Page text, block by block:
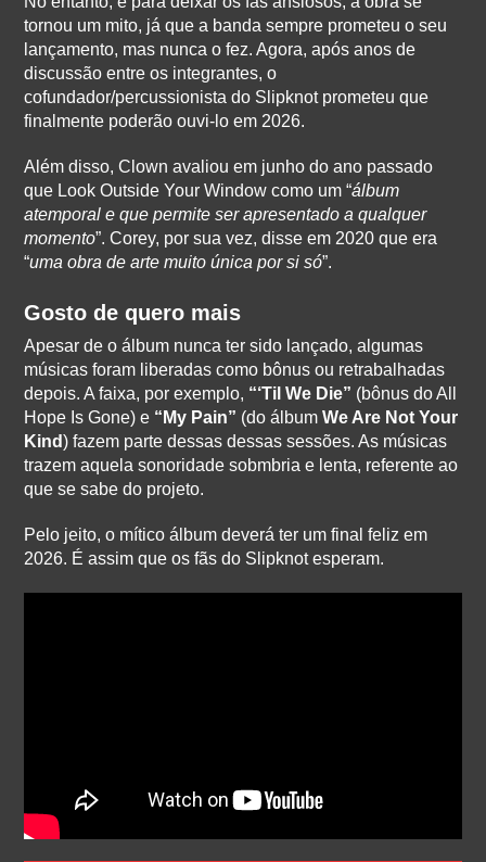
tornou um mito, já que a banda sempre prometeu o seu
lançamento, mas nunca o fez. Agora, após anos de
discussão entre os integrantes, o
cofundador/percussionista do Slipknot prometeu que
finalmente poderão ouvi-lo em 2026.
Além disso, Clown avaliou em junho do ano passado
que Look Outside Your Window como um “álbum
atemporal e que permite ser apresentado a qualquer
momento”. Corey, por sua vez, disse em 2020 que era
“uma obra de arte muito única por si só”.
Gosto de quero mais
Apesar de o álbum nunca ter sido lançado, algumas
músicas foram liberadas como bônus ou retrabalhadas
depois. A faixa, por exemplo, “‘Til We Die” (bônus do All
Hope Is Gone) e “My Pain” (do álbumWe Are Not Your
Kind) fazem parte dessas dessas sessões. As músicas
trazem aquela sonoridade sobmbria e lenta, referente ao
que se sabe do projeto.
Pelo jeito, o mítico álbum deverá ter um final feliz em
2026. É assim que os fãs do Slipknot esperam.